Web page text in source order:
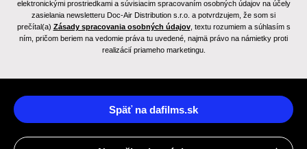
elektronickými prostriedkami a súvisiacim spracovaním osobných údajov na účely
zasielania newsletteru Doc-Air Distribution s.r.o. a potvrdzujem, že som si
prečítal(a) Zásady spracovania osobných údajov, textu rozumiem a súhlasím s
ním, pričom beriem na vedomie práva tu uvedené, najmä právo na námietky proti
realizácií priameho marketingu.
Späť na dafilms.sk